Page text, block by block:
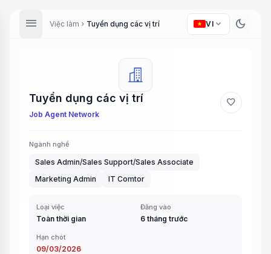
menu Việc làm chevron_right Tuyển dụng các vị trí VI expand_more dark_mode
Tuyển dụng các vị trí
Job Agent Network
favorite
Ngành nghề
Sales Admin/Sales Support/Sales Associate
Marketing Admin
IT Comtor
Loại việc
Toàn thời gian
Đăng vào
6 tháng trước
Hạn chót
09/03/2026